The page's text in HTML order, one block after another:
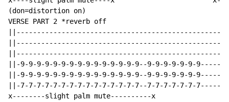
(don=distortion on)
VERSE PART 2 *reverb off
||-9-9-9-9-9-9-9-9-9-9-9-9-9-9-9--9-9-9-9-9-9-9-----||
||-9-9-9-9-9-9-9-9-9-9-9-9-9-9-9--9-9-9-9-9-9-9-----||
||-7-7-7-7-7-7-7-7-7-7-7-7-7-7-7--7-7-7-7-7-7-7-----||
x--------slight palm mute----------x